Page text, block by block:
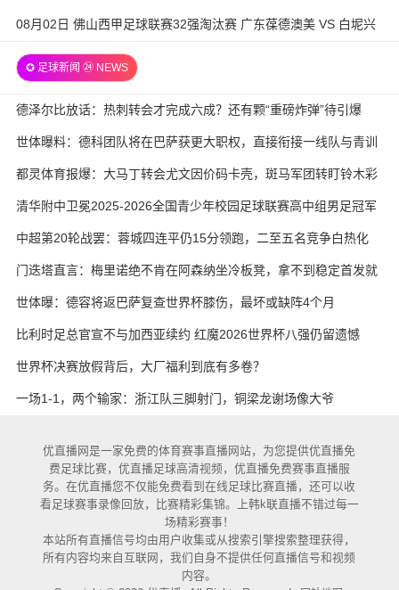
国澳门澳科精英 全场录像
08月02日 佛山西甲足球联赛32强淘汰赛 广东葆德澳美 VS 白坭兴
✪ 足球新闻 ㉔ NEWS
德泽尔比放话：热刺转会才完成六成？还有颗“重磅炸弹”待引爆
世体曝料：德科团队将在巴萨获更大职权，直接衔接一线队与青训
都灵体育报爆：大马丁转会尤文因价码卡壳，斑马军团转盯铃木彩
艳与维卡里奥
清华附中卫冕2025-2026全国青少年校园足球联赛高中组男足冠军
中超第20轮战罢：蓉城四连平仍15分领跑，二至五名竞争白热化
门迭塔直言：梅里诺绝不肯在阿森纳坐冷板凳，拿不到稳定首发就
考虑另寻出路
世体曝：德容将返巴萨复查世界杯膝伤，最坏或缺阵4个月
比利时足总官宣不与加西亚续约 红魔2026世界杯八强仍留遗憾
世界杯决赛放假背后，大厂福利到底有多卷？
一场1-1，两个输家：浙江队三脚射门，铜梁龙谢场像大爷
优直播网是一家免费的体育赛事直播网站，为您提供优直播免
费足球比赛，优直播足球高清视频，优直播免费赛事直播服
务。在优直播您不仅能免费看到在线足球比赛直播，还可以收
看足球赛事录像回放，比赛精彩集锦。上韩k联直播不错过每一
场精彩赛事！
本站所有直播信号均由用户收集或从搜索引擎搜索整理获得，
所有内容均来自互联网，我们自身不提供任何直播信号和视频
内容。